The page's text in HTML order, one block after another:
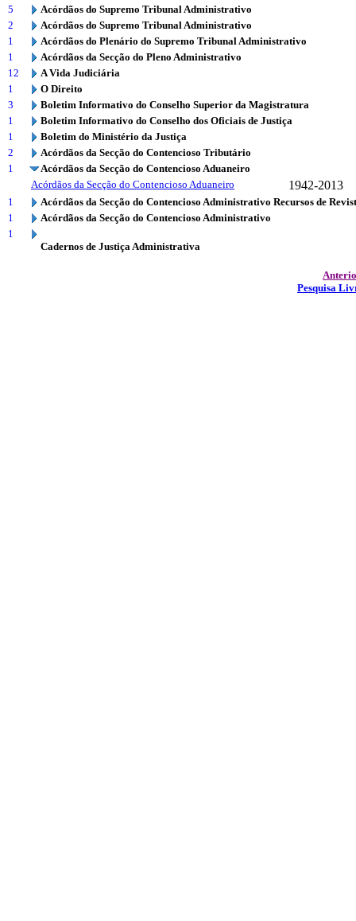
5
Acórdãos do Supremo Tribunal Administrativo
2
Acórdãos do Supremo Tribunal Administrativo
1
Acórdãos do Plenário do Supremo Tribunal Administrativo
1
Acórdãos da Secção do Pleno Administrativo
12
A Vida Judiciária
1
O Direito
3
Boletim Informativo do Conselho Superior da Magistratura
1
Boletim Informativo do Conselho dos Oficiais de Justiça
1
Boletim do Ministério da Justiça
2
Acórdãos da Secção do Contencioso Tributário
1
Acórdãos da Secção do Contencioso Aduaneiro
Acórdãos da Secção do Contencioso Aduaneiro
1942-2013
1
Acórdãos da Secção do Contencioso Administrativo Recursos de
1
Acórdãos da Secção do Contencioso Administrativo
1
Cadernos de Justiça Administrativa
Pesquisa